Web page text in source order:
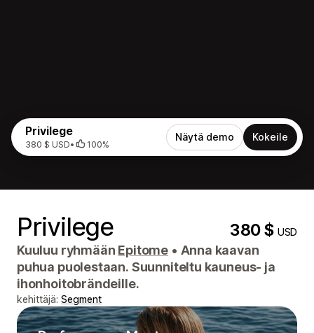
Privilege
380 $ USD• 100%
Näytä demo Kokeile
Privilege 380 $USD
Kuuluu ryhmään Epitome • Anna kaavan
puhua puolestaan. Suunniteltu kauneus- ja
ihonhoitobrändeille.
kehittäjä: Segment